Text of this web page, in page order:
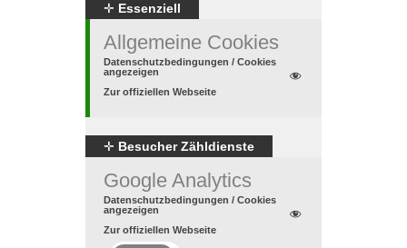
✛ Essenziell
Allgemeine Cookies
Datenschutzbedingungen / Cookies
angezeigen
Zur offiziellen Webseite
✛ Besucher Zähldienste
Google Analytics
Datenschutzbedingungen / Cookies
angezeigen
Zur offiziellen Webseite